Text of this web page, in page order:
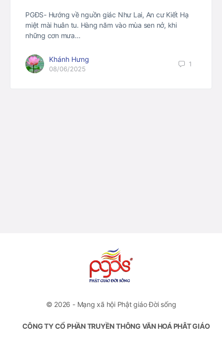
PGĐS- Hướng về nguồn giác Như Lai, An cư Kiết Hạ
miệt mài huân tu. Hàng năm vào mùa sen nở, khi
những cơn mưa…
Khánh Hưng
08/06/2025
1
© 2026 - Mạng xã hội Phật giáo Đời sống
CÔNG TY CỔ PHẦN TRUYỀN THÔNG VĂN HOÁ PHẬT GIÁO